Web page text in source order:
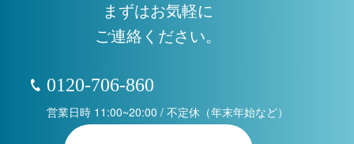
まずはお気軽に
ご連絡ください。
0120-706-860
営業日時 11:00~20:00 / 不定休（年末年始など）